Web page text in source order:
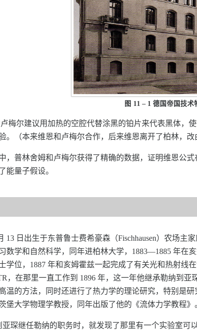
图 11 – 1 德国帝国技
梅尔建议用加热的空腔代替涂黑的铂片来代表黑体，
。（本来维恩和卢梅尔合作，后来维恩离开了柏林，改
，普林舍姆和卢梅尔获得了精确的数据，证明维恩公
能量子假设。
13 日出生于东普鲁士费希豪森（Fischhausen）农场
数学和自然科学，同年进柏林大学，1883—1885 年在
学位，1887 年和亥姆霍兹一起完成了有关光和热射线
，在那里一直工作到 1896 年，这一年他继承勒纳到
温的方法，同时还进行了热力学的理论研究，特别是
堡大学物理学教授，同年出版了他的《流体力学教程
亚琛继任勒纳的职务时，就发现了那里有一个实验室